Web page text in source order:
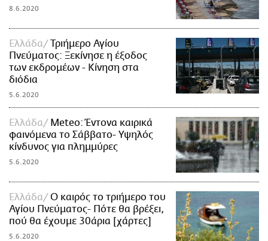
8.6.2020
Ελλάδα
Τριήμερο Αγίου
Πνεύματος: Ξεκίνησε η έξοδος
των εκδρομέων - Κίνηση στα
διόδια
5.6.2020
Ελλάδα
Meteo: Έντονα καιρικά
φαινόμενα το Σάββατο- Υψηλός
κίνδυνος για πλημμύρες
5.6.2020
Ελλάδα
Ο καιρός το τριήμερο του
Αγίου Πνεύματος- Πότε θα βρέξει,
πού θα έχουμε 30άρια [χάρτες]
5.6.2020